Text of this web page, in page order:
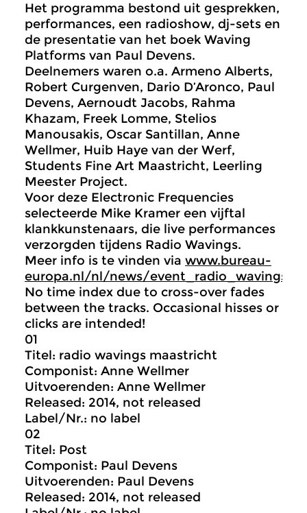
Het programma bestond uit gesprekken,
performances, een radioshow, dj-sets en
de presentatie van het boek Waving
Platforms van Paul Devens.
Deelnemers waren o.a. Armeno Alberts,
Robert Curgenven, Dario D’Aronco, Paul
Devens, Aernoudt Jacobs, Rahma
Khazam, Freek Lomme, Stelios
Manousakis, Oscar Santillan, Anne
Wellmer, Huib Haye van der Werf,
Students Fine Art Maastricht, Leerling
Meester Project.
Voor deze Electronic Frequencies
selecteerde Mike Kramer een vijftal
klankkunstenaars, die live performances
verzorgden tijdens Radio Wavings.
Meer info is te vinden via www.bureau-
europa.nl/nl/news/event_radio_wavings
No time index due to cross-over fades
between the tracks. Occasional hisses or
clicks are intended!
01
Titel: radio wavings maastricht
Componist: Anne Wellmer
Uitvoerenden: Anne Wellmer
Released: 2014, not released
Label/Nr.: no label
02
Titel: Post
Componist: Paul Devens
Uitvoerenden: Paul Devens
Released: 2014, not released